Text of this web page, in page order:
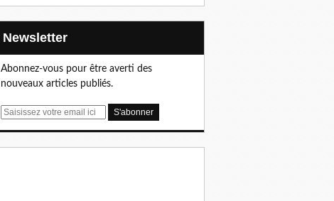
Newsletter
Abonnez-vous pour être averti des
nouveaux articles publiés.
E